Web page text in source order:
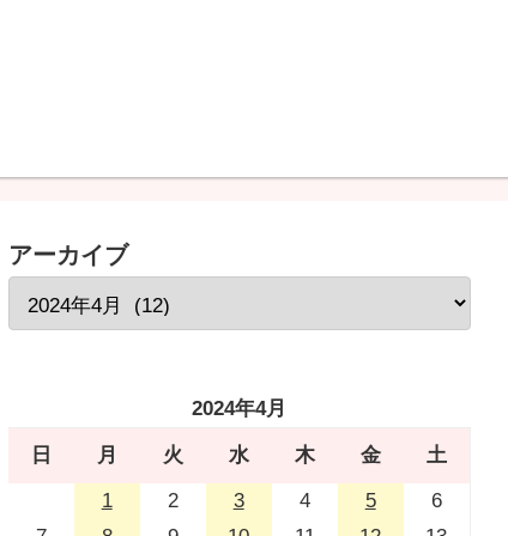
アーカイブ
2024年4月
日 月 火 水 木 金
土
1
2 3 4 5
6